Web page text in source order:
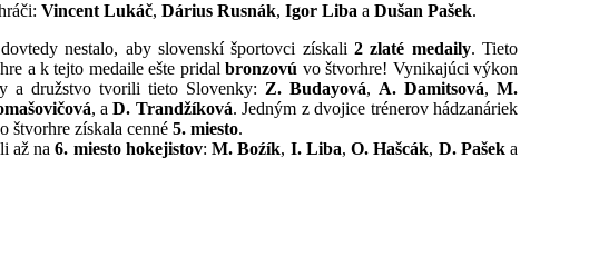
Vincent Lukáč, Dárius Rusnák, Igor Liba a Dušan Pašek.
nestalo, aby slovenskí športovci získali 2 zlaté medaily. Tieto
a k tejto medaile ešte pridalbronzovú vo štvorhre! Vynikajúci výkon
a družstvo tvorili tieto Slovenky: Z. Budayová, A. Damitsová,M.
, aD. Trandžíková. Jedným z dvojice trénerov hádzanáriek
štvorhre získala cenné 5. miesto.
až na 6. miesto hokejistov: M. Boźík, I. Liba, O. Hašcák, D. Pašeka